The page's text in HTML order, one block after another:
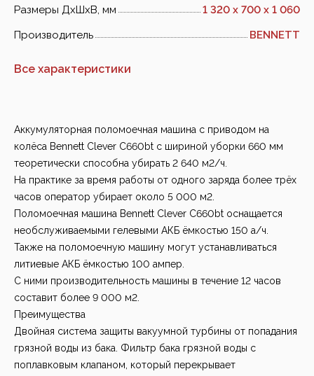
Размеры ДхШхВ, мм
1 320 х 700 х 1 060
Производитель
BENNETT
Все характеристики
Аккумуляторная поломоечная машина с приводом на
колёса Bennett Clever C660bt с шириной уборки 660 мм
теоретически способна убирать 2 640 м2/ч.
На практике за время работы от одного заряда более трёх
часов оператор убирает около 5 000 м2.
Поломоечная машина Bennett Clever C660bt оснащается
необслуживаемыми гелевыми АКБ ёмкостью 150 а/ч.
Также на поломоечную машину могут устанавливаться
литиевые АКБ ёмкостью 100 ампер.
С ними производительность машины в течение 12 часов
составит более 9 000 м2.
Преимущества
Двойная система защиты вакуумной турбины от попадания
грязной воды из бака. Фильтр бака грязной воды с
поплавковым клапаном, который перекрывает